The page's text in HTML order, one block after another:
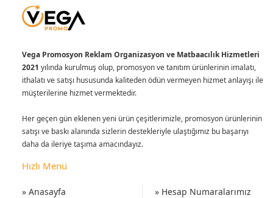
Vega Promosyon Reklam Organizasyon ve Matbaacılık Hizmetleri
2021 yılında kurulmuş olup, promosyon ve tanıtım ürünlerinin imalatı,
ithalatı ve satışı hususunda kaliteden ödün vermeyen hizmet anlayışı ile
müşterilerine hizmet vermektedir.
Her geçen gün eklenen yeni ürün çeşitlerimizle, promosyon ürünlerinin
satışı ve baskı alanında sizlerin destekleriyle ulaştığımız bu başarıyı
daha da ileriye taşıma amacındayız.
Hızlı Menü
» Anasayfa
» Hesap Numaralarımız